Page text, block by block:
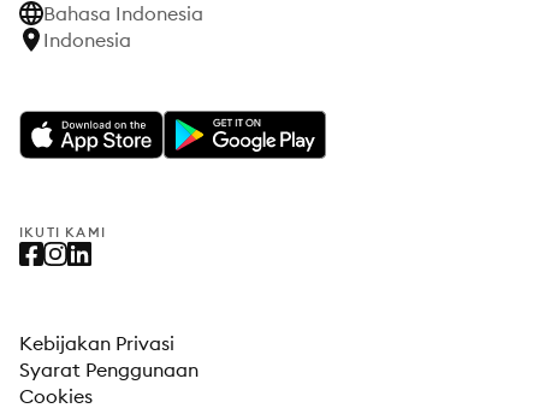
Bahasa Indonesia
Indonesia
IKUTI KAMI
Kebijakan Privasi
Syarat Penggunaan
Cookies